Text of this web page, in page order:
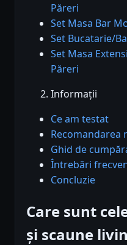
Păreri
Set Masa Bar
Set Bucatarie/
Set Masa
Păreri
Informații
Ce am testat
Recomandarea
Ghid de
Întrebări
Concluzie
Care sunt
și scaune